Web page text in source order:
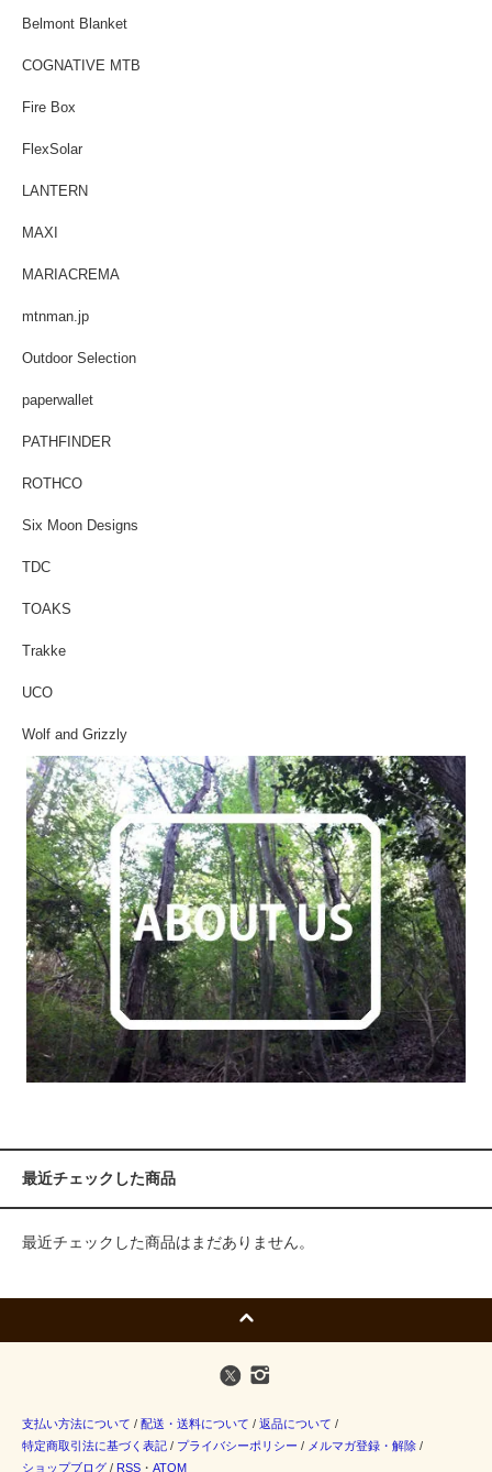
Belmont Blanket
COGNATIVE MTB
Fire Box
FlexSolar
LANTERN
MAXI
MARIACREMA
mtnman.jp
Outdoor Selection
paperwallet
PATHFINDER
ROTHCO
Six Moon Designs
TDC
TOAKS
Trakke
UCO
Wolf and Grizzly
最近チェックした商品
最近チェックした商品はまだありません。
支払い方法について / 配送・送料について / 返品について /
特定商取引法に基づく表記 / プライバシーポリシー / メルマガ登録・解除 /
ショップブログ / RSS ・ ATOM